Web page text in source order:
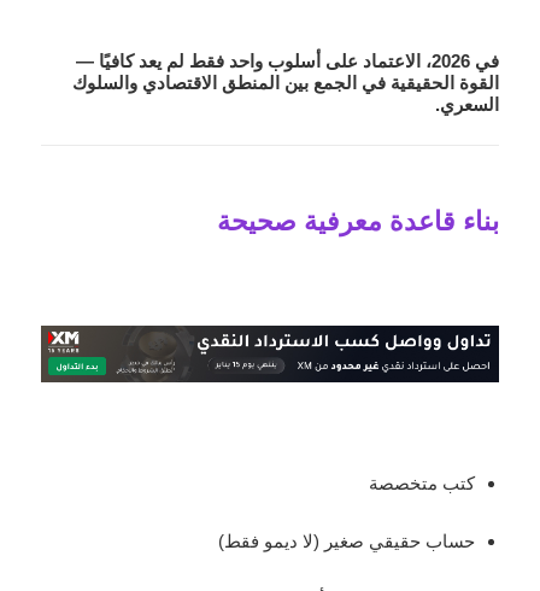
في 2026، الاعتماد على أسلوب واحد فقط لم يعد كافيًا —
القوة الحقيقية في الجمع بين المنطق الاقتصادي والسلوك
السعري.
بناء قاعدة معرفية صحيحة
كتب متخصصة
حساب حقيقي صغير (لا ديمو فقط)